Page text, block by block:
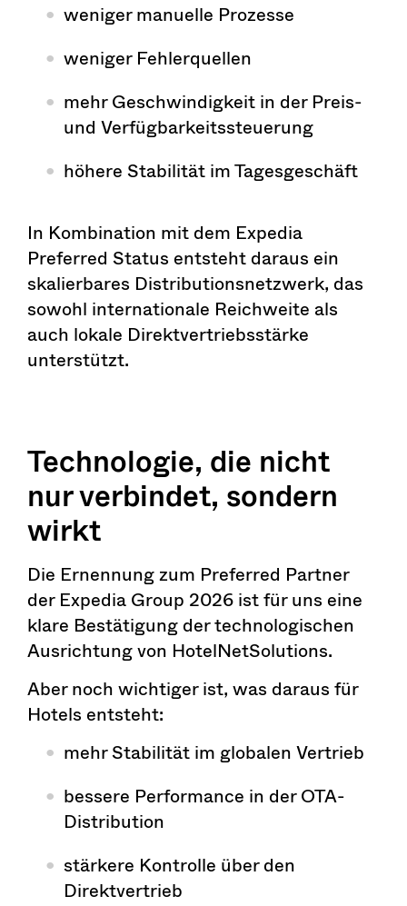
weniger manuelle Prozesse
weniger Fehlerquellen
mehr Geschwindigkeit in der Preis-
und Verfügbarkeitssteuerung
höhere Stabilität im Tagesgeschäft
In Kombination mit dem Expedia
Preferred Status entsteht daraus ein
skalierbares Distributionsnetzwerk, das
sowohl internationale Reichweite als
auch lokale Direktvertriebsstärke
unterstützt.
Technologie, die nicht
nur verbindet, sondern
wirkt
Die Ernennung zum Preferred Partner
der Expedia Group 2026 ist für uns eine
klare Bestätigung der technologischen
Ausrichtung von HotelNetSolutions.
Aber noch wichtiger ist, was daraus für
Hotels entsteht:
mehr Stabilität im globalen Vertrieb
bessere Performance in der OTA-
Distribution
stärkere Kontrolle über den
Direktvertrieb